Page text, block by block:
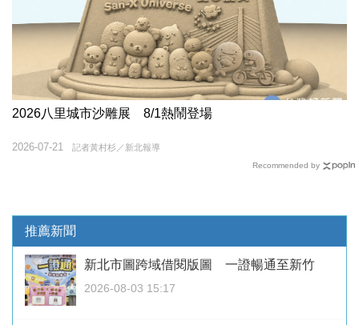
2026八里城市沙雕展 8/1熱鬧登場
記者黃村杉／新北報導
2026-07-21
Recommended by
推薦新聞
新北市圖跨域借閱版圖 一證暢通至新竹
2026-08-03 15:17